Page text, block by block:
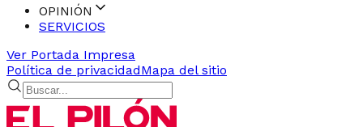
OPINIÓN
SERVICIOS
Ver Portada Impresa
Política de privacidadMapa del sitio